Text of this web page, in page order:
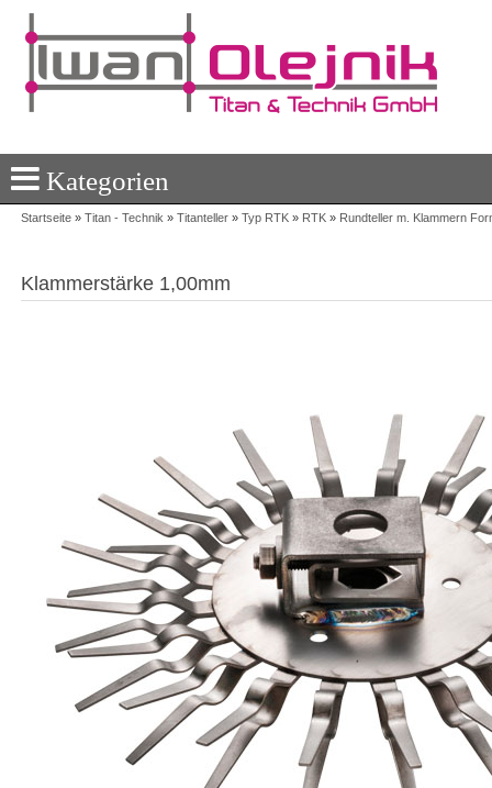
Kategorien
Startseite »Titan - Technik »Titanteller »Typ RTK » RTK » Rundteller m. Klammern
Klammerstärke 1,00mm